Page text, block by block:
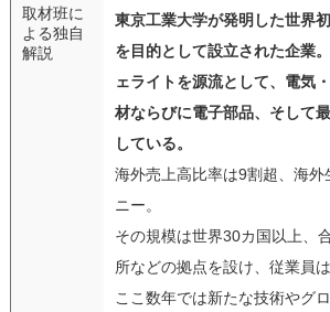
取材班に
よる独自
解説
東京工業大学が発明した世界
を目的として設立された企業
ェライトを源流として、電気
材ならびに電子部品、そして
している。
海外売上高比率は9割超、海
ニー。
その規模は世界30カ国以上、
所などの拠点を設け、従業員
ここ数年では新たな技術やグ